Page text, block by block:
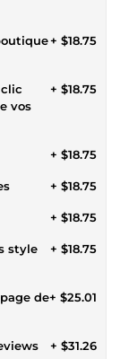
+ $18.75
vos
+ $18.75
+ $18.75
+ $18.75
+ $18.75
style
+ $18.75
de+ $25.01
+ $31.26